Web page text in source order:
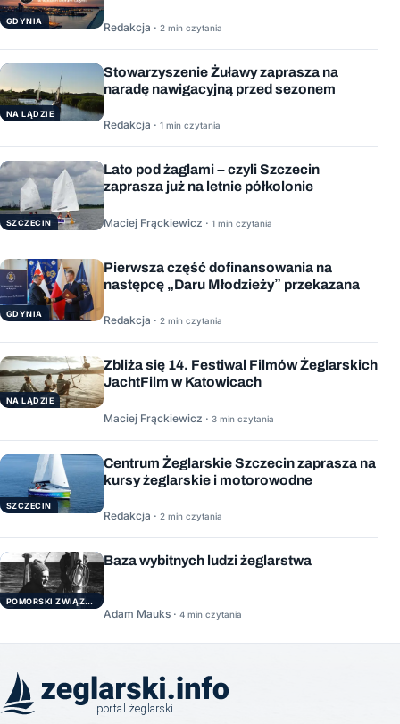
GDYNIA Redakcja · 2 min czytania
NA LĄDZIE
Stowarzyszenie Żuławy zaprasza na
naradę nawigacyjną przed sezonem
Redakcja · 1 min czytania
SZCZECIN
Lato pod żaglami – czyli Szczecin
zaprasza już na letnie półkolonie
Maciej Frąckiewicz · 1 min czytania
GDYNIA
Pierwsza część dofinansowania na
następcę „Daru Młodzieży” przekazana
Redakcja · 2 min czytania
NA LĄDZIE
Zbliża się 14. Festiwal Filmów Żeglarskich
JachtFilm w Katowicach
Maciej Frąckiewicz · 3 min czytania
SZCZECIN
Centrum Żeglarskie Szczecin zaprasza na
kursy żeglarskie i motorowodne
Redakcja · 2 min czytania
POMORSKI ZWIĄZEK ŻEGLARSKI
Baza wybitnych ludzi żeglarstwa
Adam Mauks · 4 min czytania